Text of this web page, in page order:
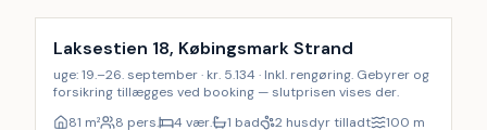
Laksestien 18, Købingsmark Strand
uge: 19.–26. september · kr. 5.134 · Inkl. rengøring. Gebyrer og
forsikring tillægges ved booking — slutprisen vises der.
81 m² 8 pers. 4 vær. 1 bad 2 husdyr tilladt 100 m